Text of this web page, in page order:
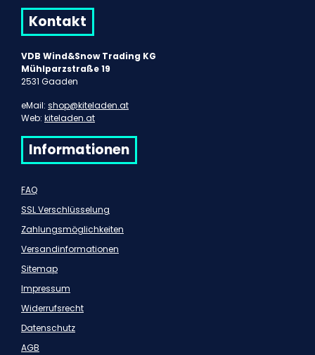
Kontakt
VDB Wind&Snow Trading KG
Mühlparzstraße 19
2531 Gaaden
eMail: shop@kiteladen.at
Web: kiteladen.at
Informationen
FAQ
SSL Verschlüsselung
Zahlungsmöglichkeiten
Versandinformationen
Sitemap
Impressum
Widerrufsrecht
Datenschutz
AGB